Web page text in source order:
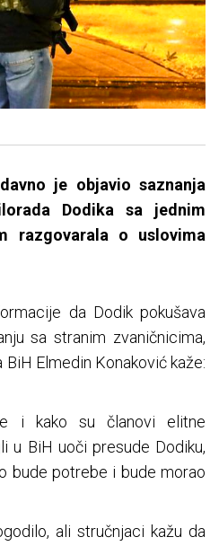
je objavio saznanja
Dodika sa jednim
razgovarala o uslovima
da Dodik pokušava
sa stranim zvaničnicima,
Elmedin Konaković kaže:
i kako su članovi elitne
u BiH uoči presude Dodiku,
bude potrebe i bude morao
ali stručnjaci kažu da